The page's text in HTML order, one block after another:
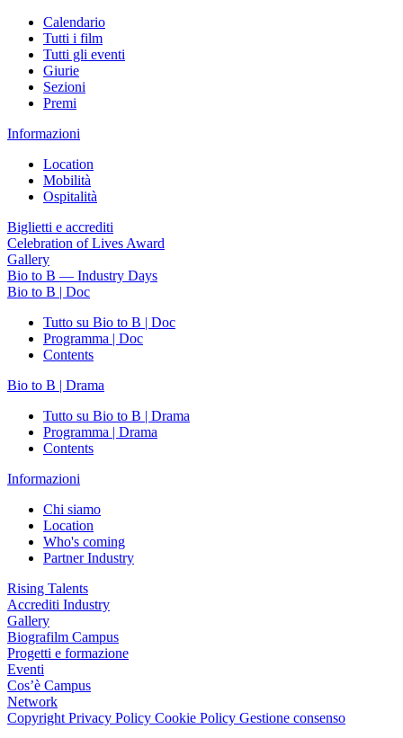
Calendario
Tutti i film
Tutti gli eventi
Giurie
Sezioni
Premi
Informazioni
Location
Mobilità
Ospitalità
Biglietti e accrediti
Celebration of Lives Award
Gallery
Bio to B — Industry Days
Bio to B | Doc
Tutto su Bio to B | Doc
Programma | Doc
Contents
Bio to B | Drama
Tutto su Bio to B | Drama
Programma | Drama
Contents
Informazioni
Chi siamo
Location
Who's coming
Partner Industry
Rising Talents
Accrediti Industry
Gallery
Biografilm Campus
Progetti e formazione
Eventi
Cos’è Campus
Network
Copyright Privacy Policy Cookie Policy Gestione consenso